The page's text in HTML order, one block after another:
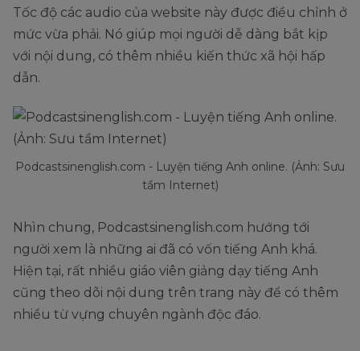
Tốc độ các audio của website này được điều chỉnh ở
mức vừa phải. Nó giúp mọi người dễ dàng bắt kịp
với nội dung, có thêm nhiều kiến thức xã hội hấp
dẫn.
Podcastsinenglish.com - Luyện tiếng Anh online. (Ảnh: Sưu
tầm Internet)
Nhìn chung, Podcastsinenglish.com hướng tới
người xem là những ai đã có vốn tiếng Anh khá.
Hiện tại, rất nhiều giáo viên giảng dạy tiếng Anh
cũng theo dõi nội dung trên trang này để có thêm
nhiều từ vựng chuyên ngành độc đáo.